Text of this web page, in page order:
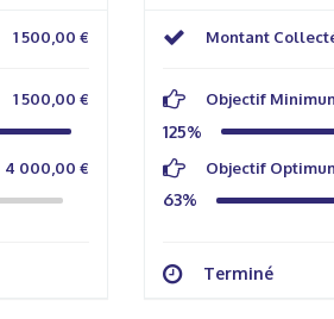
1 500,00 €
1 500,00 €
4 000,00 €
Montant
Objectif
125%
Objectif
63%
Terminé